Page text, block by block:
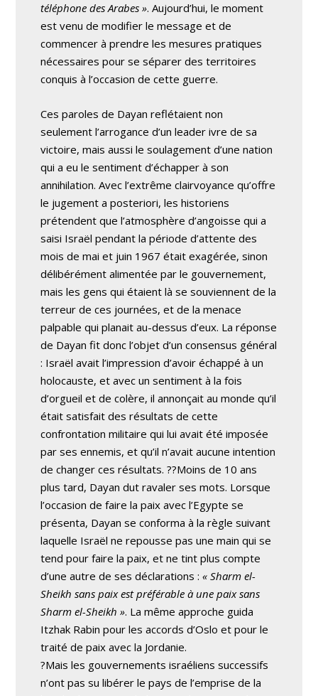
téléphone des Arabes ». Aujourd’hui, le moment
est venu de modifier le message et de
commencer à prendre les mesures pratiques
nécessaires pour se séparer des territoires
conquis à l’occasion de cette guerre.
Ces paroles de Dayan reflétaient non
seulement l’arrogance d’un leader ivre de sa
victoire, mais aussi le soulagement d’une nation
qui a eu le sentiment d’échapper à son
annihilation. Avec l’extrême clairvoyance qu’offre
le jugement a posteriori, les historiens
prétendent que l’atmosphère d’angoisse qui a
saisi Israël pendant la période d’attente des
mois de mai et juin 1967 était exagérée, sinon
délibérément alimentée par le gouvernement,
mais les gens qui étaient là se souviennent de la
terreur de ces journées, et de la menace
palpable qui planait au-dessus d’eux. La réponse
de Dayan fit donc l’objet d’un consensus général
: Israël avait l’impression d’avoir échappé à un
holocauste, et avec un sentiment à la fois
d’orgueil et de colère, il annonçait au monde qu’il
était satisfait des résultats de cette
confrontation militaire qui lui avait été imposée
par ses ennemis, et qu’il n’avait aucune intention
de changer ces résultats. ??Moins de 10 ans
plus tard, Dayan dut ravaler ses mots. Lorsque
l’occasion de faire la paix avec l’Egypte se
présenta, Dayan se conforma à la règle suivant
laquelle Israël ne repousse pas une main qui se
tend pour faire la paix, et ne tint plus compte
d’une autre de ses déclarations :« Sharm el-
Sheikh sans paix est préférable à une paix sans
Sharm el-Sheikh ». La même approche guida
Itzhak Rabin pour les accords d’Oslo et pour le
traité de paix avec la Jordanie.
?Mais les gouvernements israéliens successifs
n’ont pas su libérer le pays de l’emprise de la